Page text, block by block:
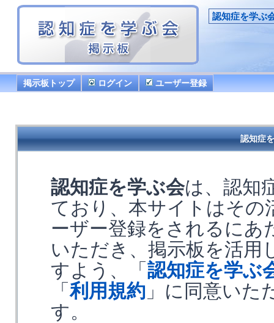
認知症を学ぶ
掲示板トップ ログイン ユーザー登録
認知症
認知症を学ぶ会は、認知
ており、本サイトはその
ーザー登録をされるにあ
いただき、掲示板を活用
すよう、「 認知症を学ぶ
「利用規約 」に同意いた
す。